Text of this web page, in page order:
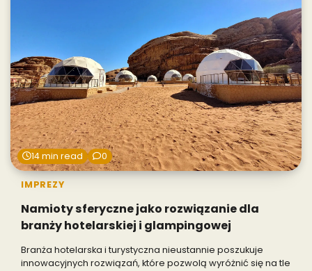
14 min read 0
IMPREZY
Namioty sferyczne jako rozwiązanie dla
branży hotelarskiej i glampingowej
Branża hotelarska i turystyczna nieustannie poszukuje
innowacyjnych rozwiązań, które pozwolą wyróżnić się na tle